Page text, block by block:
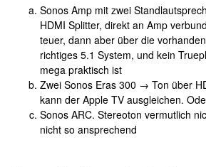
Sonos Amp mit zwei
HDMI Splitter, direkt an Amp
teuer, dann aber über die
richtiges 5.1 System, und kein
mega praktisch ist
Zwei Sonos Eras 300 → Ton über
kann der Apple TV ausgleichen.
Sonos ARC. Stereoton vermutlich
nicht so ansprechend